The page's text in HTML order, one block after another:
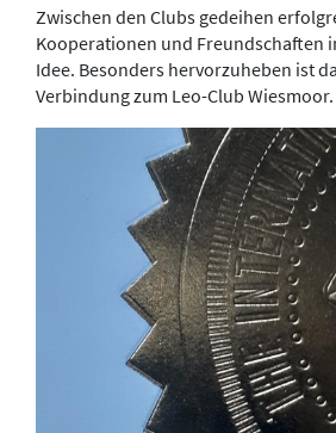
Zwischen den Clubs gedeihen
Kooperationen und Freundschaften
Idee. Besonders hervorzuheben ist
Verbindung zum Leo-Club Wiesmoor.